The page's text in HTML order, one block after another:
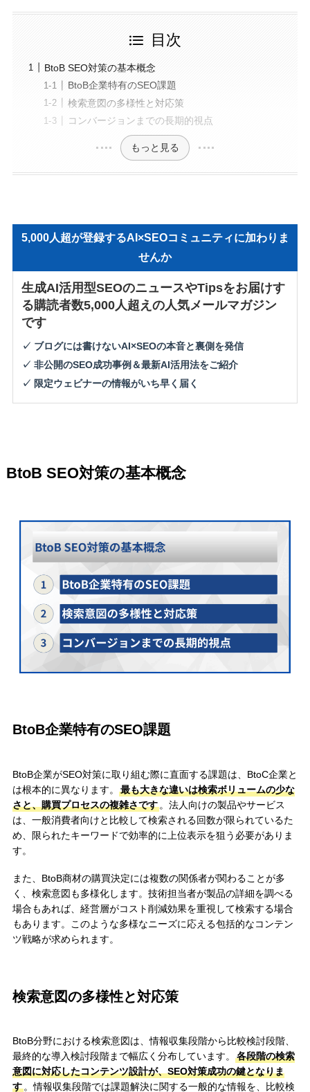
目次
BtoB SEO対策の基本概念
BtoB企業特有のSEO課題
検索意図の多様性と対応策
コンバージョンまでの長期的視点
もっと見る
5,000人超が登録するAI×SEOコミュニティに加わりま
せんか
生成AI活用型SEOのニュースやTipsをお届けす
る購読者数5,000人超えの人気メールマガジン
です
✓ ブログには書けないAI×SEOの本音と裏側を発信
✓ 非公開のSEO成功事例＆最新AI活用法をご紹介
✓ 限定ウェビナーの情報がいち早く届く
BtoB SEO対策の基本概念
BtoB企業特有のSEO課題
BtoB企業がSEO対策に取り組む際に直面する課題は、BtoC企業と
は根本的に異なります。
最も大きな違いは検索ボリュームの少な
さと、購買プロセスの複雑さです。法人向けの製品やサービス
は、一般消費者向けと比較して検索される回数が限られているた
め、限られたキーワードで効率的に上位表示を狙う必要がありま
す。
また、BtoB商材の購買決定には複数の関係者が関わることが多
く、検索意図も多様化します。技術担当者が製品の詳細を調べる
場合もあれば、経営層がコスト削減効果を重視して検索する場合
もあります。このような多様なニーズに応える包括的なコンテン
ツ戦略が求められます。
検索意図の多様性と対応策
BtoB分野における検索意図は、情報収集段階から比較検討段階、
最終的な導入検討段階まで幅広く分布しています。
各段階の検索
意図に対応したコンテンツ設計が、SEO対策成功の鍵となりま
す。情報収集段階では課題解決に関する一般的な情報を、比較検